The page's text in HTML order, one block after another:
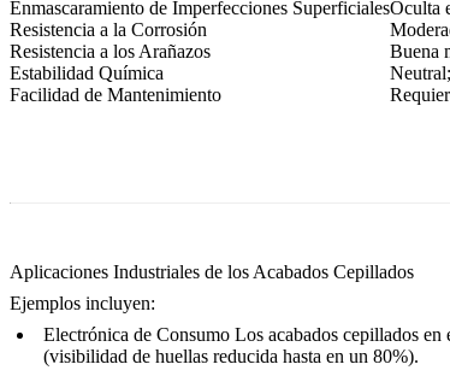
Enmascaramiento de Imperfecciones SuperficialesOculta
Resistencia a la Corrosión
Resistencia a los Arañazos
Buena
Estabilidad Química
Facilidad de Mantenimiento
Aplicaciones Industriales de los Acabados Cepillados
Ejemplos incluyen:
Electrónica de Consumo Los acabados cepillados en
(visibilidad de huellas reducida hasta en un 80%).